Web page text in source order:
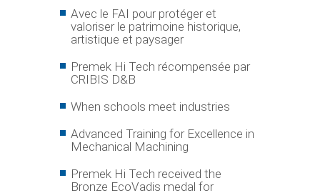
Avec le FAI pour protéger et
valoriser le patrimoine historique,
artistique et paysager
Premek Hi Tech récompensée par
CRIBIS D&B
When schools meet industries
Advanced Training for Excellence in
Mechanical Machining
Premek Hi Tech received the
Bronze EcoVadis medal for